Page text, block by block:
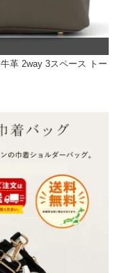
革 2way 3スペース トー